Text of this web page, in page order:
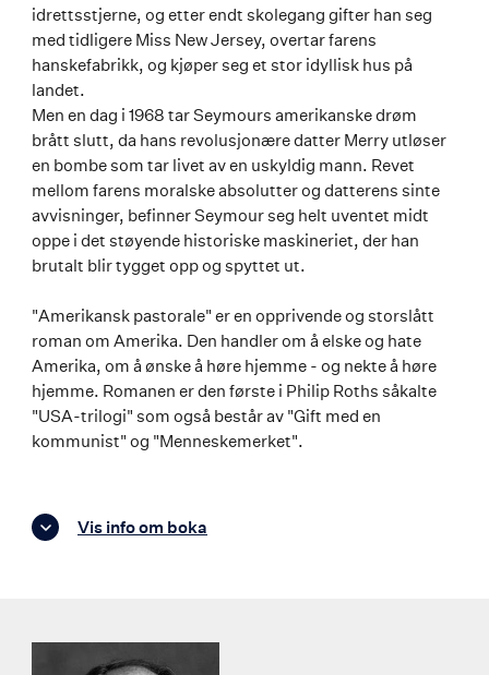
idrettsstjerne, og etter endt skolegang gifter han seg
med tidligere Miss New Jersey, overtar farens
hanskefabrikk, og kjøper seg et stor idyllisk hus på
landet.
Men en dag i 1968 tar Seymours amerikanske drøm
brått slutt, da hans revolusjonære datter Merry utløser
en bombe som tar livet av en uskyldig mann. Revet
mellom farens moralske absolutter og datterens sinte
avvisninger, befinner Seymour seg helt uventet midt
oppe i det støyende historiske maskineriet, der han
brutalt blir tygget opp og spyttet ut.
"Amerikansk pastorale" er en opprivende og storslått
roman om Amerika. Den handler om å elske og hate
Amerika, om å ønske å høre hjemme - og nekte å høre
hjemme. Romanen er den første i Philip Roths såkalte
"USA-trilogi" som også består av "Gift med en
kommunist" og "Menneskemerket".
Vis info om boka